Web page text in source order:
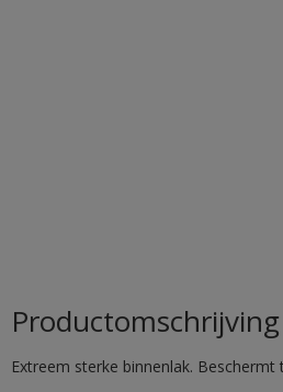
Productomschrijving
Extreem sterke binnenlak.